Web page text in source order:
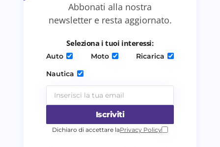
Salva il mio nome e email in questo browser
per il prossimo commento.
Invia commento
Abbonati alla nostra
newsletter e resta aggiornato.
Seleziona i tuoi interessi:
Auto Moto
Ricarica
Nautica
Iscriviti
Dichiaro di accettare laPrivacy Policy